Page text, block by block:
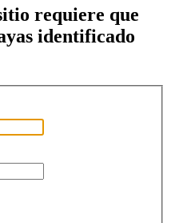
requiere que
identificado